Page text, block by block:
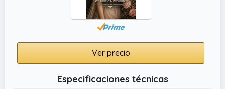
Ver precio
Especificaciones técnicas